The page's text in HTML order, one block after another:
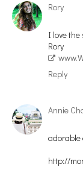
Rory
I love
Rory
Reply
Annie
adorable
http://